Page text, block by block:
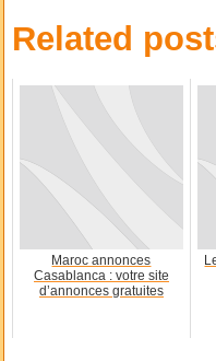
Related
Maroc annonces
Casablanca : votre site
d’annonces gratuites